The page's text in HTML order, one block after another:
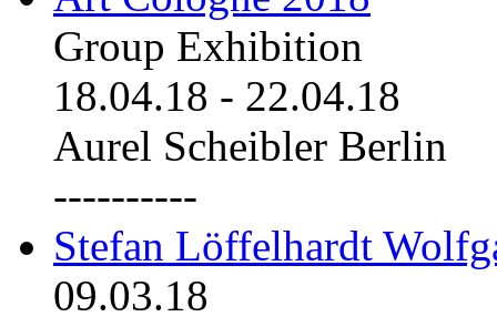
Group Exhibition
18.04.18 - 22.04.18
Aurel Scheibler Berlin
----------
Stefan Löffelhardt
09.03.18